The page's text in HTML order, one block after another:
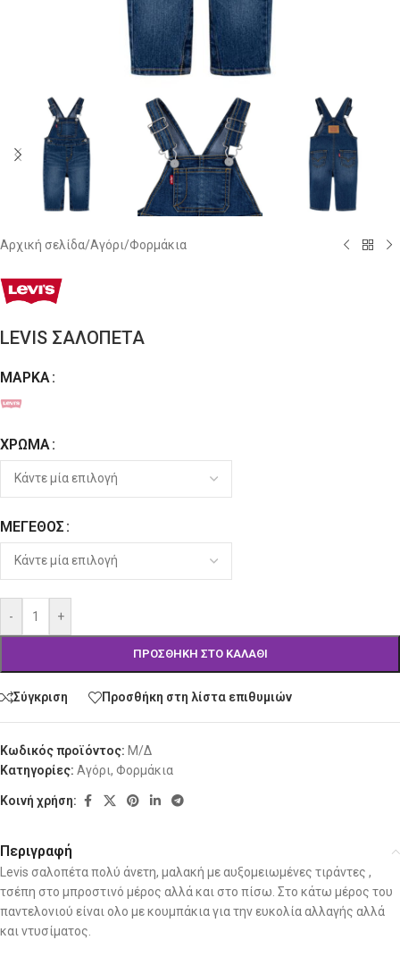
Αρχική σελίδα/Αγόρι/Φορμάκια
LEVIS ΣΑΛΟΠΕΤΑ
ΜΆΡΚΑ
ΧΡΏΜΑ
ΜΈΓΕΘΟΣ
- +
ΠΡΟΣΘΉΚΗ ΣΤΟ ΚΑΛΆΘΙ
Alternative:
Σύγκριση Προσθήκη στη λίστα επιθυμιών
Κωδικός προϊόντος: Μ/Δ
Κατηγορίες: Αγόρι, Φορμάκια
Κοινή χρήση:
Περιγραφή
Levis σαλοπέτα πολύ άνετη, μαλακή με αυξομειωμένες τιράντες ,
τσέπη στο μπροστινό μέρος αλλά και στο πίσω. Στο κάτω μέρος του
παντελονιού είναι ολο με κουμπάκια για την ευκολία αλλαγής αλλά
και ντυσίματος.